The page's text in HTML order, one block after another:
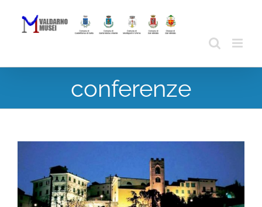
content
conferenze